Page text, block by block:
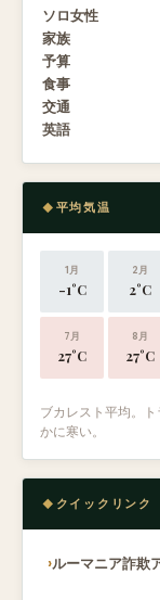
ソロ女性
家族
予算
食事
交通
英語
平均気温
1月
-1°C
2月
2°C
7月
27°C
8月
27°C
ブカレスト平均。
かに寒い。
クイックリンク
ルーマニア詐欺